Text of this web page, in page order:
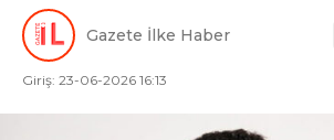
Gazete İlke Haber
Giriş: 23-06-2026 16:13